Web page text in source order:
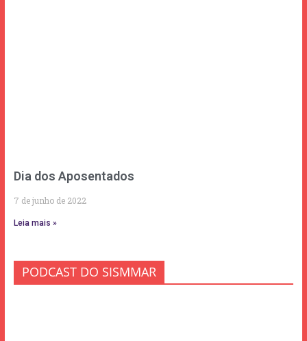
Dia dos Aposentados
7 de junho de 2022
Leia mais »
PODCAST DO SISMMAR